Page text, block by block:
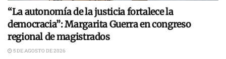
“La autonomía de la justicia fortalece la
democracia”: Margarita Guerra en congreso
regional de magistrados
5 DE AGOSTO DE 2026